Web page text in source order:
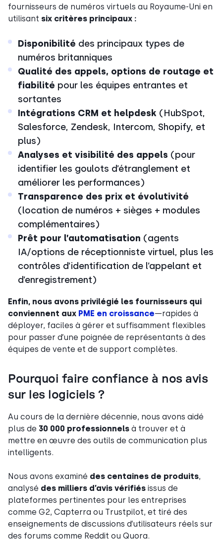
fournisseurs de numéros virtuels au Royaume-Uni en
utilisant six critères principaux :
Disponibilité des principaux types de
numéros britanniques
Qualité des appels, options de routage et
fiabilité pour les équipes entrantes et
sortantes
Intégrations CRM et helpdesk (HubSpot,
Salesforce, Zendesk, Intercom, Shopify, et
plus)
Analyses et visibilité des appels (pour
identifier les goulots d’étranglement et
améliorer les performances)
Transparence des prix et évolutivité
(location de numéros + sièges + modules
complémentaires)
Prêt pour l’automatisation (agents
IA/options de réceptionniste virtuel, plus les
contrôles d’identification de l’appelant et
d’enregistrement)
Enfin, nous avons privilégié les fournisseurs qui
conviennent aux PME en croissance—rapides à
déployer, faciles à gérer et suffisamment flexibles
pour passer d’une poignée de représentants à des
équipes de vente et de support complètes.
Pourquoi faire confiance à nos avis
sur les logiciels ?
Au cours de la dernière décennie, nous avons aidé
plus de 30 000 professionnels à trouver et à
mettre en œuvre des outils de communication plus
intelligents.
Nous avons examiné des centaines de produits,
analysé des milliers d’avis vérifiés issus de
plateformes pertinentes pour les entreprises
comme G2, Capterra ou Trustpilot, et tiré des
enseignements de discussions d’utilisateurs réels sur
des forums comme Reddit ou Quora.